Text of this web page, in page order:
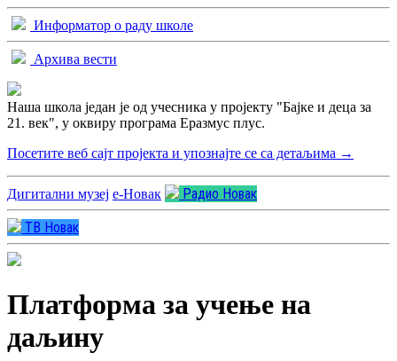
Информатор о раду школе
Архива вести
Наша школа један је од учесника у пројекту "Бајке и деца за
21. век", у оквиру програма Еразмус плус.
Посетите веб сајт пројекта и упознајте се са детаљима →
Дигитални музеј e-Новак
Радио Новак
ТВ Новак
Платформа за учење на
даљину